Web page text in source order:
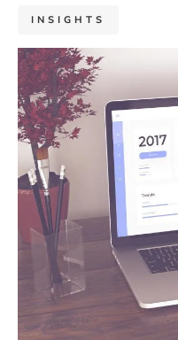
INSIGHTS